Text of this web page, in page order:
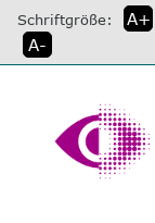
direkt
zum
Inhalt
Schriftgröße: A+
A-